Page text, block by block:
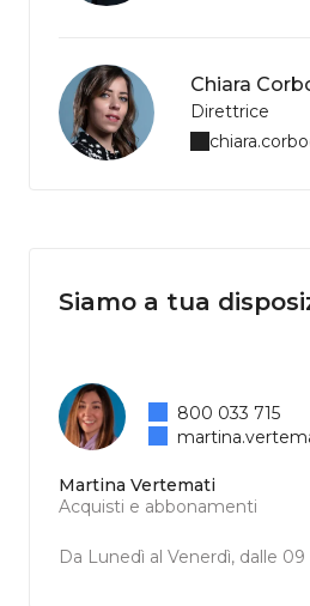
Chiara
Direttrice
Siamo a tua
Martina Vertemati
Acquisti e abbonamenti
Da Lunedì al Venerdì, dalle 09
800 033 715